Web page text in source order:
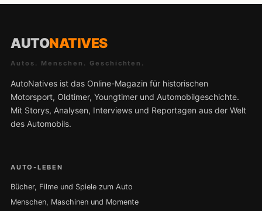
AUTONATIVES
Autos. Menschen. Geschichten.
AutoNatives ist das Online-Magazin für historischen
Motorsport, Oldtimer, Youngtimer und Automobilgeschichte.
Mit Storys, Analysen, Interviews und Reportagen aus der Welt
des Automobils.
AUTO-LEBEN
Bücher, Filme und Spiele zum Auto
Menschen, Maschinen und Momente